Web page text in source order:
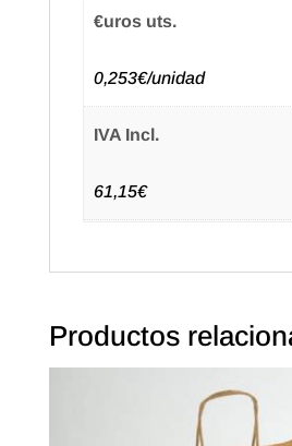
€uros uts.
0,253€/unidad
IVA Incl.
61,15€
Productos